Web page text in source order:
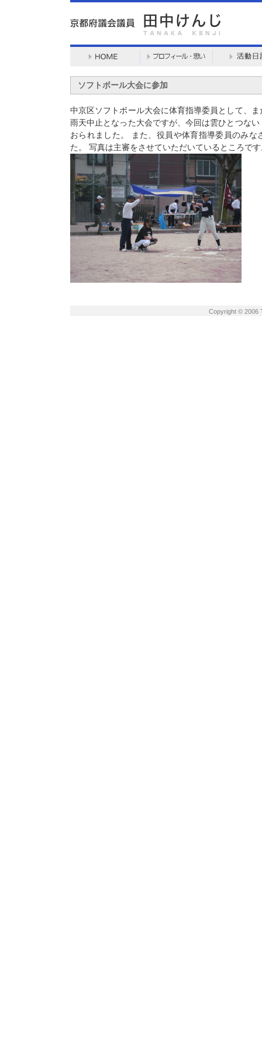
ソフトボール大会に参加
中京区ソフトボール大会に体育指導委員として、
雨天中止となった大会ですが、今回は雲ひとつな
おられました。 また、役員や体育指導委員のみ
た。 写真は主審をさせていただいているところで
Copyright © 2006